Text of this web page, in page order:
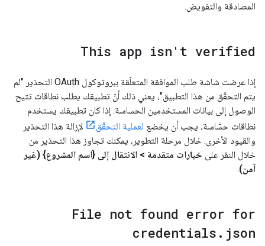
المصادقة والتفويض.
This app isn't verified
إذا عرضت شاشة طلب الموافقة المتعلّقة ببروتوكول OAuth التحذير "لم
يتم التحقّق من هذا التطبيق"، يعني ذلك أنّ تطبيقك يطلب نطاقات تتيح
الوصول إلى بيانات المستخدمين الحساسة. إذا كان تطبيقك يستخدم
نطاقات حسّاسة، يجب أن يخضع لعملية التحقّق
لإزالة هذا التحذير
والقيود الأخرى. خلال مرحلة التطوير، يمكنك تجاوز هذا التحذير من
خلال النقر على خيارات متقدمة > الانتقال إلى {اسم المشروع} (غير
آمن).
File not found error for
credentials . json